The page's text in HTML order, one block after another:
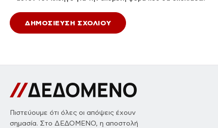
Πιστεύουμε ότι όλες οι απόψεις έχουν
σημασία. Στο ΔΕΔΟΜΕΝΟ, η αποστολή